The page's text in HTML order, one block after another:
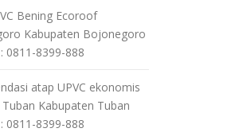
Bening Ecoroof
Kabupaten Bojonegoro
0811-8399-888
atap UPVC ekonomis
Kabupaten Tuban
0811-8399-888